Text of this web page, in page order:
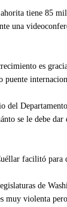
tiene 85
una
es
puente
del
se le debe
facilitó para
de
muy violenta